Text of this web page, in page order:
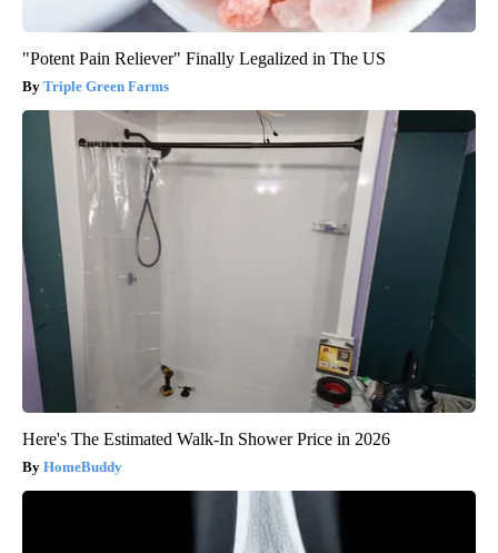
"Potent Pain Reliever" Finally Legalized in The US
Triple Green Farms
Here's The Estimated Walk-In Shower Price in 2026
HomeBuddy